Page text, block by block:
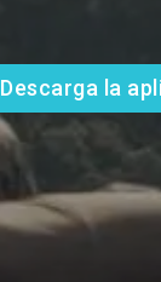
Descarga la